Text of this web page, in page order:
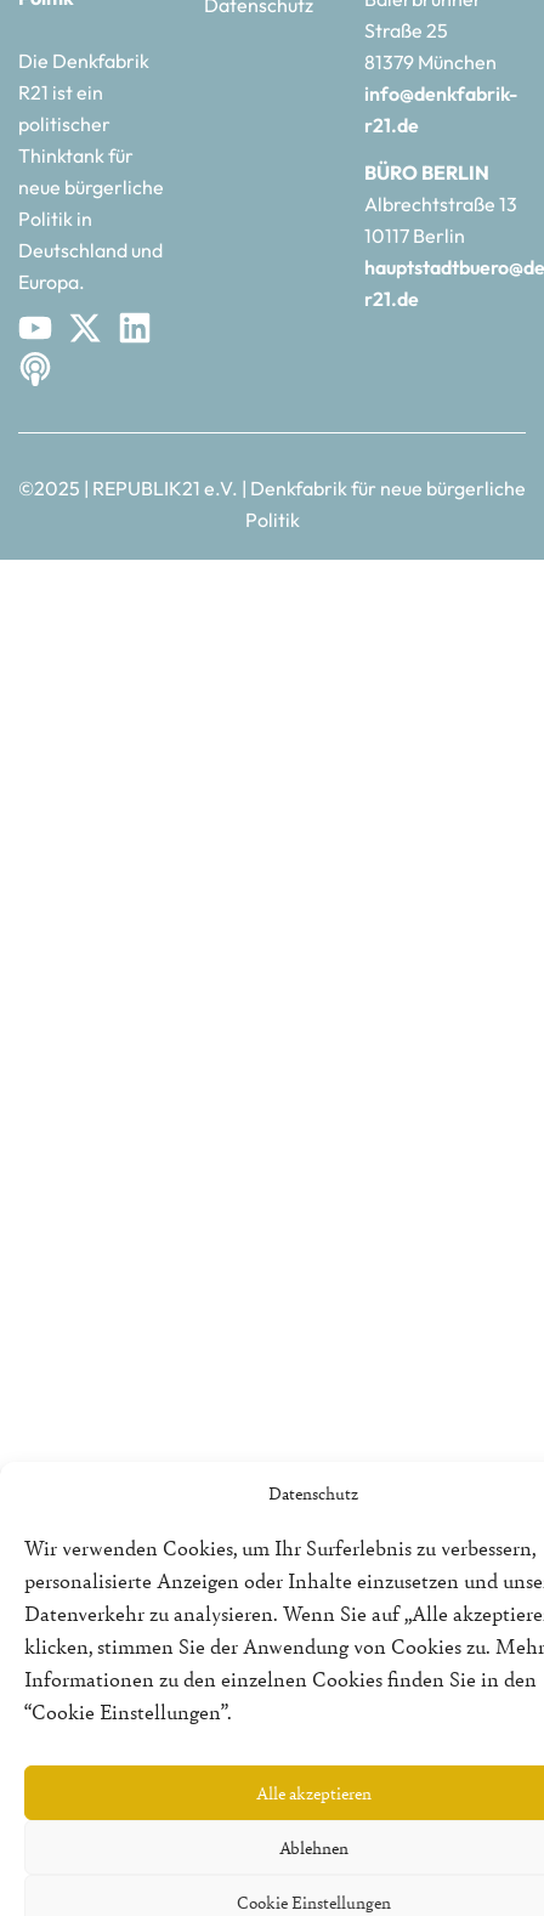
Datenschutz
Wir verwenden Cookies, um Ihr Surferlebnis zu verbessern,
personalisierte Anzeigen oder Inhalte einzusetzen und
Datenverkehr zu analysieren. Wenn Sie auf „Alle
klicken, stimmen Sie der Anwendung von Cookies zu. Mehr
Informationen zu den einzelnen Cookies finden Sie in den
“Cookie Einstellungen”.
Alle akzeptieren
Ablehnen
Cookie Einstellungen
Die Denkfabrik
R21 ist ein
politischer
Thinktank für
neue bürgerliche
Politik in
Deutschland und
Europa.
Datenschutz
Straße 25
81379 München
info@denkfabrik-
r21.de
BÜRO BERLIN
Albrechtstraße 13
10117 Berlin
r21.de
©2025 | REPUBLIK21 e.V. | Denkfabrik für neue bürgerliche
Politik